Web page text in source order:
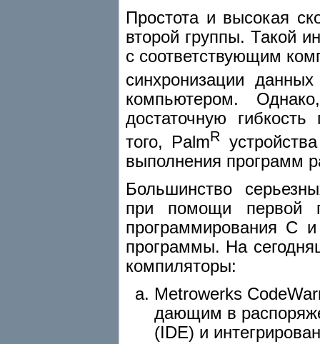
Простота и высокая
второй группы. Такой
с соответствующим
синхронизации
компьютером.
достаточную
того, PalmR
выполнения программ
Большинство
при помощи первой
программирования C
программы. На
компиляторы:
Metrowerks
дающим в
(IDE) и